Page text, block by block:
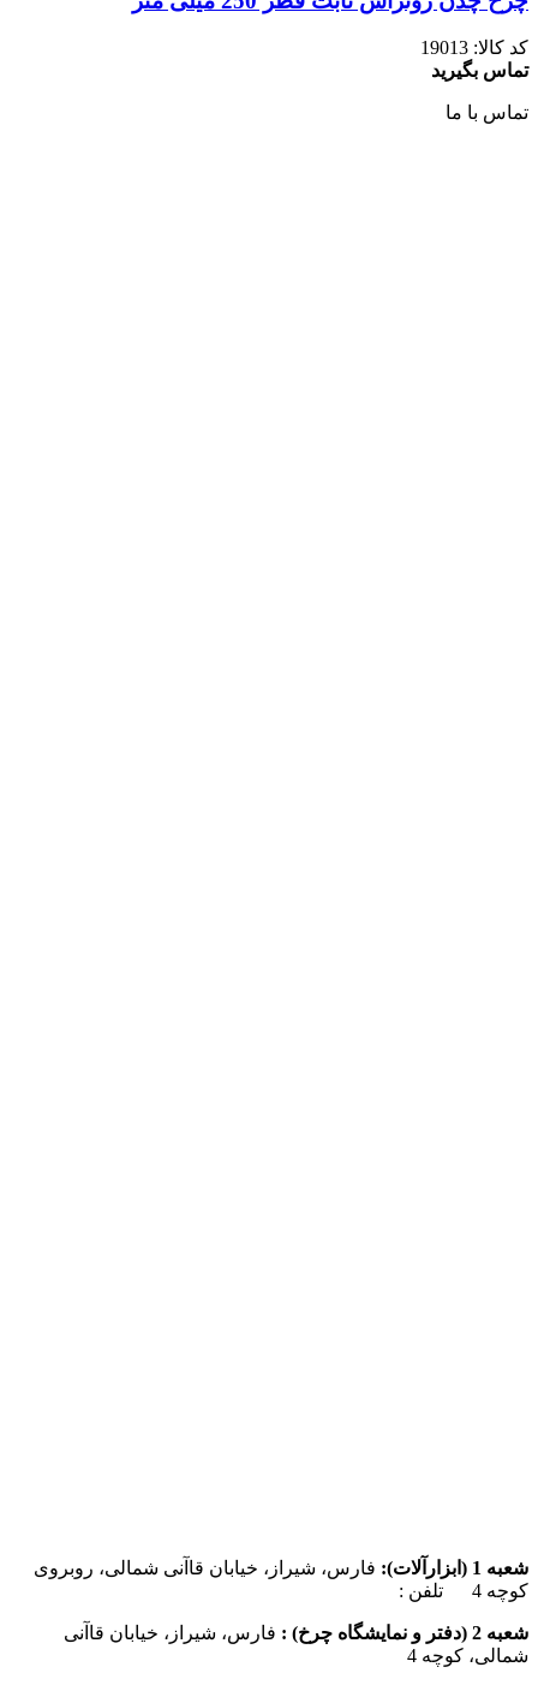
کد کالا: 19013
تماس بگیرید
تماس با ما
شعبه 1 (ابزارآلات):
فارس، شیراز، خیابان قاآنی شمالی، روبروی
کوچه 4 تلفن :
شعبه 2 (دفتر و نمایشگاه چرخ) :
فارس، شیراز، خیابان قاآنی
شمالی، کوچه 4